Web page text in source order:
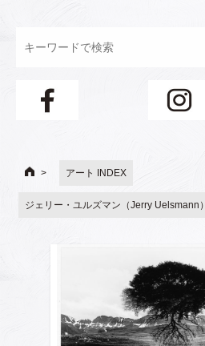
アート INDEX
ジェリー・ユルズマン（Jerry Uelsmann）